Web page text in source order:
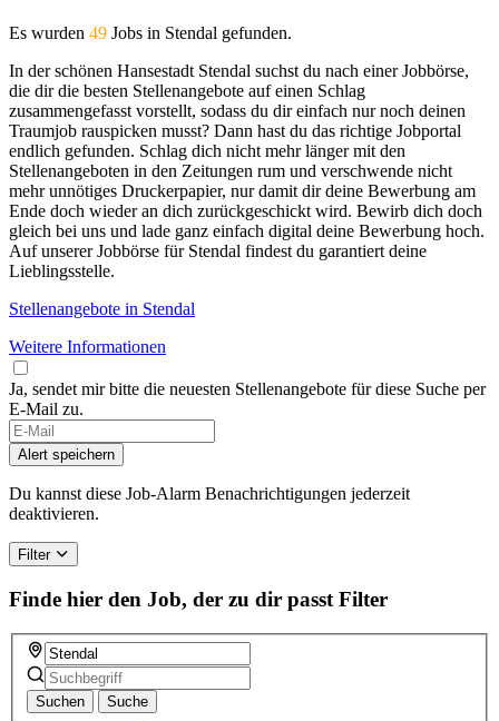
Es wurden 49 Jobs in Stendal gefunden.
In der schönen Hansestadt Stendal suchst du nach einer Jobbörse,
die dir die besten Stellenangebote auf einen Schlag
zusammengefasst vorstellt, sodass du dir einfach nur noch deinen
Traumjob rauspicken musst? Dann hast du das richtige Jobportal
endlich gefunden. Schlag dich nicht mehr länger mit den
Stellenangeboten in den Zeitungen rum und verschwende nicht
mehr unnötiges Druckerpapier, nur damit dir deine Bewerbung am
Ende doch wieder an dich zurückgeschickt wird. Bewirb dich doch
gleich bei uns und lade ganz einfach digital deine Bewerbung hoch.
Auf unserer Jobbörse für Stendal findest du garantiert deine
Lieblingsstelle.
Stellenangebote in Stendal
Weitere Informationen
Ja, sendet mir bitte die neuesten Stellenangebote für diese Suche per
E-Mail zu.
Alert speichern
Du kannst diese Job-Alarm Benachrichtigungen jederzeit
deaktivieren.
Filter
Finde hier den Job, der zu dir passt Filter
Suchen Suche